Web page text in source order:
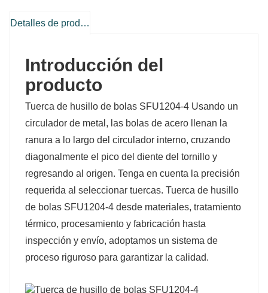
Detalles de producto
Introducción del
producto
Tuerca de husillo de bolas SFU1204-4 Usando un
circulador de metal, las bolas de acero llenan la
ranura a lo largo del circulador interno, cruzando
diagonalmente el pico del diente del tornillo y
regresando al origen. Tenga en cuenta la precisión
requerida al seleccionar tuercas. Tuerca de husillo
de bolas SFU1204-4 desde materiales, tratamiento
térmico, procesamiento y fabricación hasta
inspección y envío, adoptamos un sistema de
proceso riguroso para garantizar la calidad.